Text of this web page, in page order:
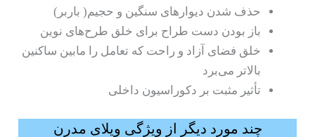
حذف شدن دیوارهای سنگین و حجیم( باربر)
باز بودن دست طراح برای خلق طرح‌های نوین
خلق فضای آزاد و راحت که تعامل را مابین ساکنین
بالاتر می‌برد
تأثیر مثبت بر دکوراسیون داخلی
چند مورد دیگر از ویژگی ویلای مدرن